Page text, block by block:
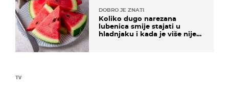
TV
DOBRO JE ZNATI
Koliko dugo narezana
lubenica smije stajati u
hladnjaku i kada je više nije